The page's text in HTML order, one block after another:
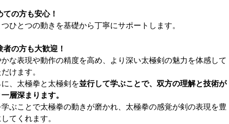
ての方も安心！
ひとつの動きを基礎から丁寧にサポートします。
者の方も大歓迎！
な表現や動作の精度を高め、より深い太極剣の魅力を体感して
けます。
に、太極拳と太極剣を並行して学ぶことで、双方の理解と技術が
層深まります。
ぶことで太極拳の動きが磨かれ、太極拳の感覚が剣の表現を豊
てくれます。